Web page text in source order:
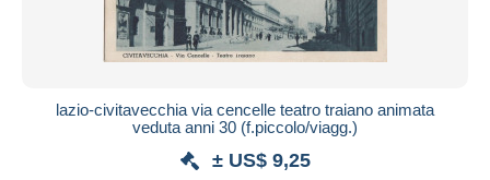
lazio-civitavecchia via cencelle teatro traiano animata
veduta anni 30 (f.piccolo/viagg.)
± US$ 9,25